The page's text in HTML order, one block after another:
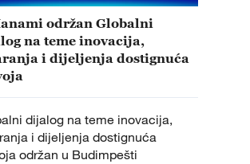
održan Globalni
na teme inovacija,
i dijeljenja dostignuća
dijalog na teme inovacija,
i dijeljenja dostignuća
održan u Budimpešti